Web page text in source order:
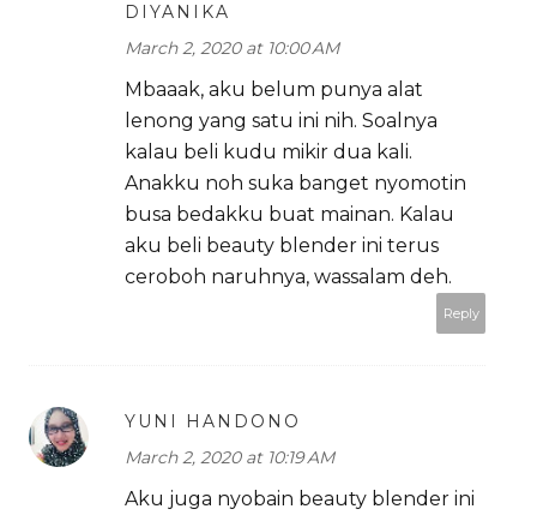
DIYANIKA
March 2, 2020 at 10:00 AM
Mbaaak, aku belum punya alat
lenong yang satu ini nih. Soalnya
kalau beli kudu mikir dua kali.
Anakku noh suka banget nyomotin
busa bedakku buat mainan. Kalau
aku beli beauty blender ini terus
ceroboh naruhnya, wassalam deh.
Reply
YUNI HANDONO
March 2, 2020 at 10:19 AM
Aku juga nyobain beauty blender ini